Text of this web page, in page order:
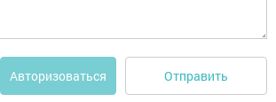
Авторизоваться Отправить